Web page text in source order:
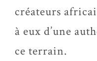
créateurs
à eux d’une
ce terrain.